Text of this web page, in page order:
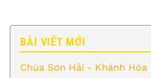
BÀI VIẾT MỚI
Chùa Sơn Hải - Khánh Hòa